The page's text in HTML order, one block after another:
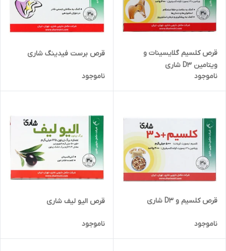
قرص کلسیم گلایسینات و
ویتامین D3 شاری
ناموجود
قرص برست فیدینگ شاری
ناموجود
قرص کلسیم و D3 شاری
ناموجود
قرص الیو لیف شاری
ناموجود